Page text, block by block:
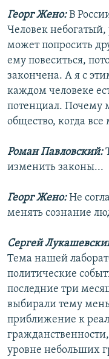
Георг Жено:В
Человек небогатый,
может попросить
ему повеситься,
закончена. А я с
каждом человеке
потенциал. Почему
общество, когда
Роман Павловский:
изменить законы...
Георг Жено:Не
менять сознание
Сергей
Тема нашей
политические
последние три
выбирали тему
приближение к
уровне небольших